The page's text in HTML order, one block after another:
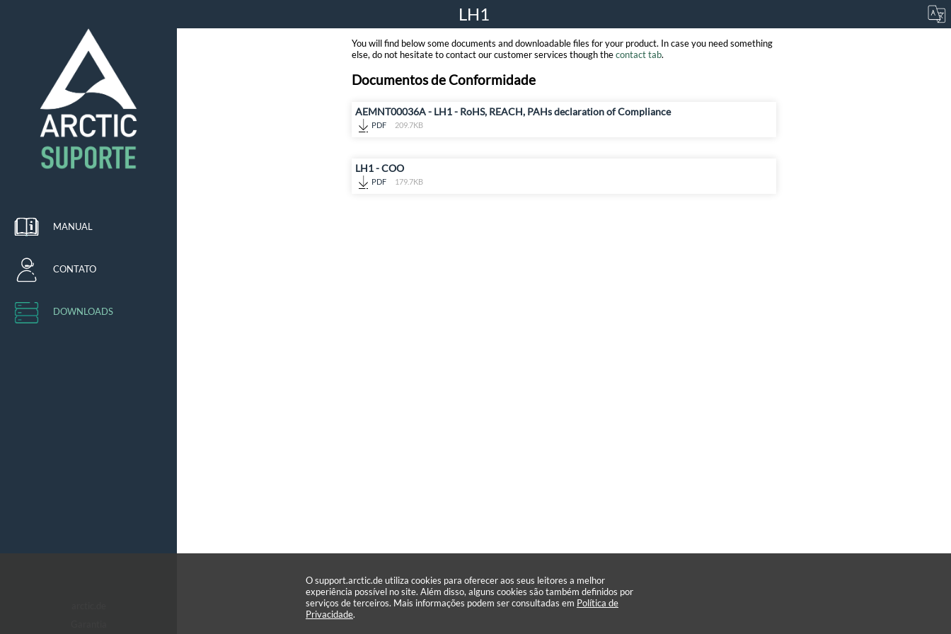
LH1
MANUAL
CONTATO
DOWNLOADS
You will find below some documents and downloadable files for your product. In case you need something
else, do not hesitate to contact our customer services though thecontact tab.
Documentos de Conformidade
AEMNT00036A - LH1 - RoHS, REACH, PAHs declaration of Compliance
PDF 209.7KB
LH1 - COO
PDF 179.7KB
O support.arctic.de utiliza cookies para oferecer aos seus leitores a melhor
experiência possível no site. Além disso, alguns cookies são também definidos por
serviços de terceiros. Mais informações podem ser consultadas em Política de
Privacidade.